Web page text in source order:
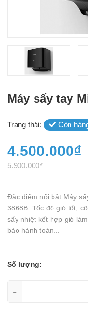
Máy sấy tay
Trạng thái: Còn
4.500.000₫
5.900.000₫
Đặc điểm nổi bật Máy
3868B. Tốc độ gió tốt,
sấy nhiệt kết hợp gió
bảo hành toàn...
Số lượng:
-